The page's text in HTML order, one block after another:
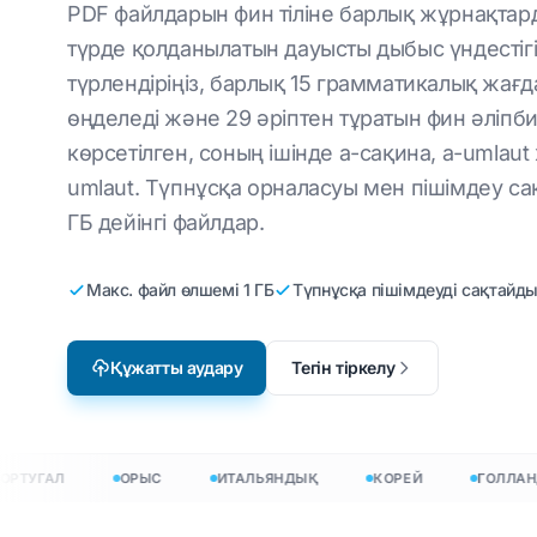
Өндіріс
Бейне ойындарын
локализациялау
электрондық оқыту
CSV файлдарын
JSON
HTML
InDesign
аударыңыз
Ағылшыннан итальянға
дейін
Ағылшыншадан корейшеге
Ағылшыншадан арабшаға
Ағылшыннан түрікшеге
Ағылшыншадан
Ағылшыннан хиндиге
Ағылшын тілінен урду
PDF файлдарын фин тіліне барлық
түрде қолданылатын дауысты дыбыс
түрлендіріңіз, барлық 15 грамматикалық
өңделеді және 29 әріптен тұратын фин
көрсетілген, соның ішінде a-сақина, a-
umlaut. Түпнұсқа орналасуы мен пішімдеу
ГБ дейінгі файлдар.
Макс. файл өлшемі 1 ГБ Түпнұсқа пішімдеуді сақтайды
Құжатты аудару Тегін тіркелу
ОРЫС ИТАЛЬЯНДЫҚ КОРЕЙ